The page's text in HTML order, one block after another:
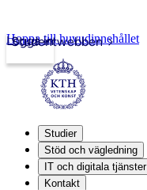
Studentwebben
Logga in
Hoppa till huvudinnehållet
Studier
Stöd och vägledning
IT och digitala tjänster
Kontakt